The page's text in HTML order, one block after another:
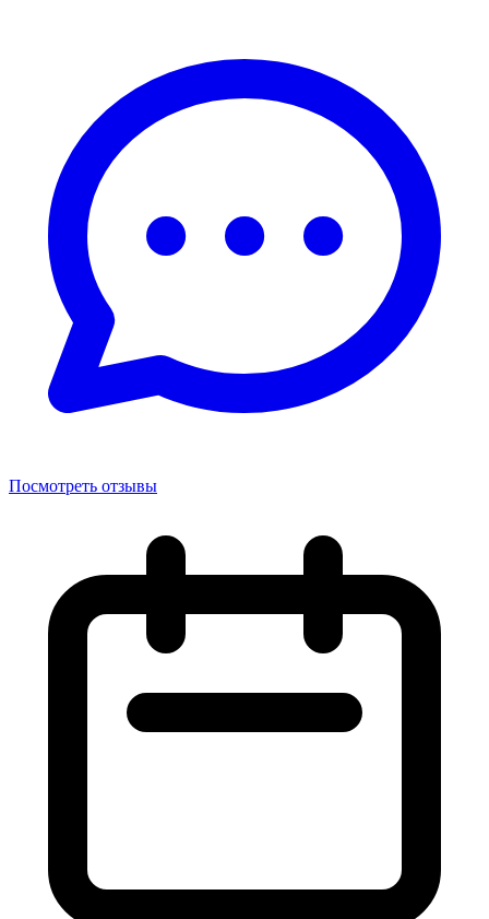
Посмотреть отзывы